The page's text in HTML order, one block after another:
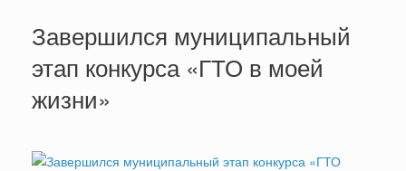
Завершился муниципальный
этап конкурса «ГТО в моей
жизни»